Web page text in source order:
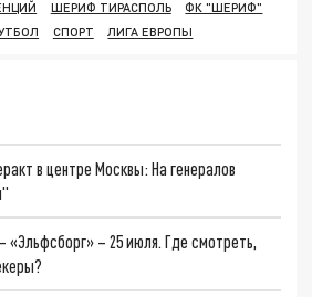
ШЕРИФ ТИРАСПОЛЬ
ФК "ШЕРИФ"
СПОРТ ЛИГА ЕВРОПЫ
в центре Москвы: На генералов
– 25 июля. Где смотреть,